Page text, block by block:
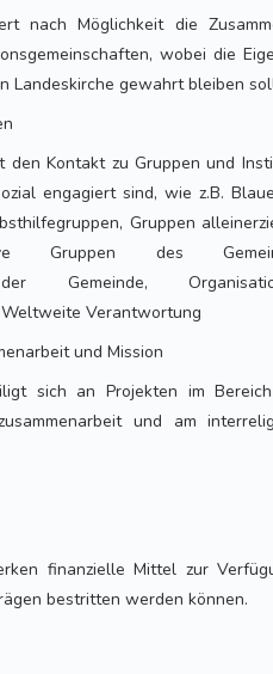
nach Möglichkeit die
wobei die
Landeskirche gewahrt bleiben
den Kontakt zu Gruppen und
engagiert sind, wie z.B.
Gruppen
des
der Gemeinde,
Verantwortung
und Mission
sich an Projekten im Bereich
und am
finanzielle Mittel zur
bestritten werden können.